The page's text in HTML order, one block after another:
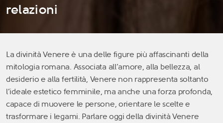
relazioni
La divinità Venere è una delle figure più affascinanti della
mitologia romana. Associata all’amore, alla bellezza, al
desiderio e alla fertilità, Venere non rappresenta soltanto
l’ideale estetico femminile, ma anche una forza profonda,
capace di muovere le persone, orientare le scelte e
trasformare i legami. Parlare oggi della divinità Venere